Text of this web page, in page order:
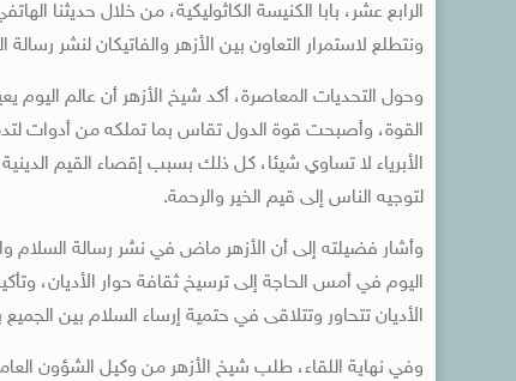
الرابع عشر، بابا الكنيسة الكاثوليكية، من خلال حديثنا
ونتطلع لاستمرار التعاون بين الأزهر والفاتيكان لنشر رسالة
وحول التحديات المعاصرة، أكد شيخ الأزهر أن عالم
القوة، وأصبحت قوة الدول تقاس بما تملكه من أدوات
الأبرياء لا تساوي شيئا، كل ذلك بسبب إقصاء القيم
لتوجيه الناس إلى قيم الخير والرحمة.
وأشار فضيلته إلى أن الأزهر ماض في نشر رسالة السلام
اليوم في أمس الحاجة إلى ترسيخ ثقافة حوار الأديان،
الأديان تتحاور وتتلاقى في حتمية إرساء السلام بين
وفي نهاية اللقاء، طلب شيخ الأزهر من وكيل الشؤون العامة